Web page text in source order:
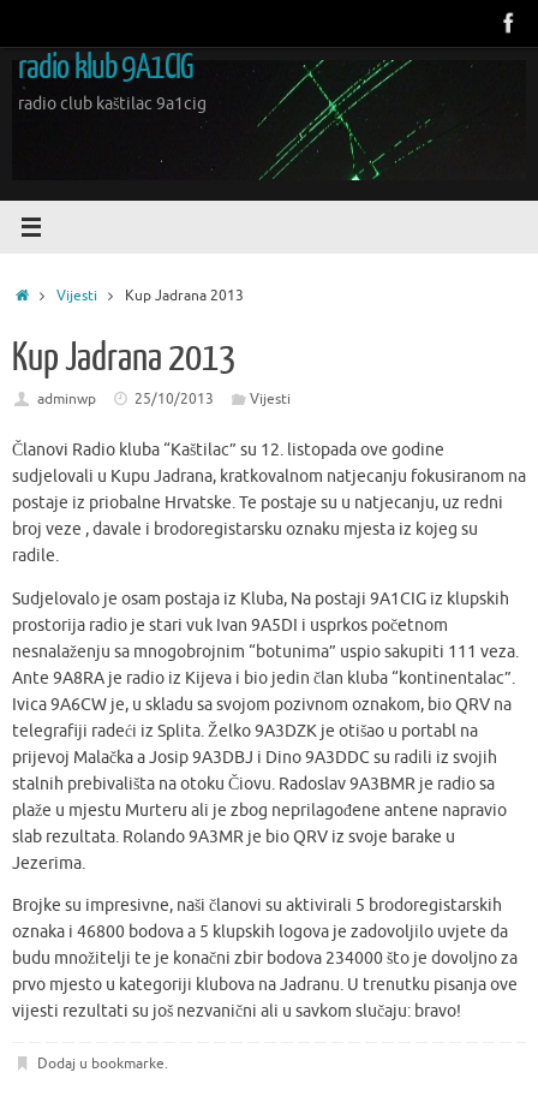
sadržaja
radio klub 9A1CIG
radio club kaštilac 9a1cig
Početna
Vijesti Kup Jadrana 2013
Kup Jadrana 2013
adminwp 25/10/2013 Vijesti
Članovi Radio kluba “Kaštilac” su 12. listopada ove godine
sudjelovali u Kupu Jadrana, kratkovalnom natjecanju fokusiranom na
postaje iz priobalne Hrvatske. Te postaje su u natjecanju, uz redni
broj veze , davale i brodoregistarsku oznaku mjesta iz kojeg su
radile.
Sudjelovalo je osam postaja iz Kluba, Na postaji 9A1CIG iz klupskih
prostorija radio je stari vuk Ivan 9A5DI i usprkos početnom
nesnalaženju sa mnogobrojnim “botunima” uspio sakupiti 111 veza.
Ante 9A8RA je radio iz Kijeva i bio jedin član kluba “kontinentalac”.
Ivica 9A6CW je, u skladu sa svojom pozivnom oznakom, bio QRV na
telegrafiji radeći iz Splita. Želko 9A3DZK je otišao u portabl na
prijevoj Malačka a Josip 9A3DBJ i Dino 9A3DDC su radili iz svojih
stalnih prebivališta na otoku Čiovu. Radoslav 9A3BMR je radio sa
plaže u mjestu Murteru ali je zbog neprilagođene antene napravio
slab rezultata. Rolando 9A3MR je bio QRV iz svoje barake u
Jezerima.
Brojke su impresivne, naši članovi su aktivirali 5 brodoregistarskih
oznaka i 46800 bodova a 5 klupskih logova je zadovoljilo uvjete da
budu množitelji te je konačni zbir bodova 234000 što je dovoljno za
prvo mjesto u kategoriji klubova na Jadranu. U trenutku pisanja ove
vijesti rezultati su još nezvanični ali u savkom slučaju: bravo!
Dodaj u bookmarke.